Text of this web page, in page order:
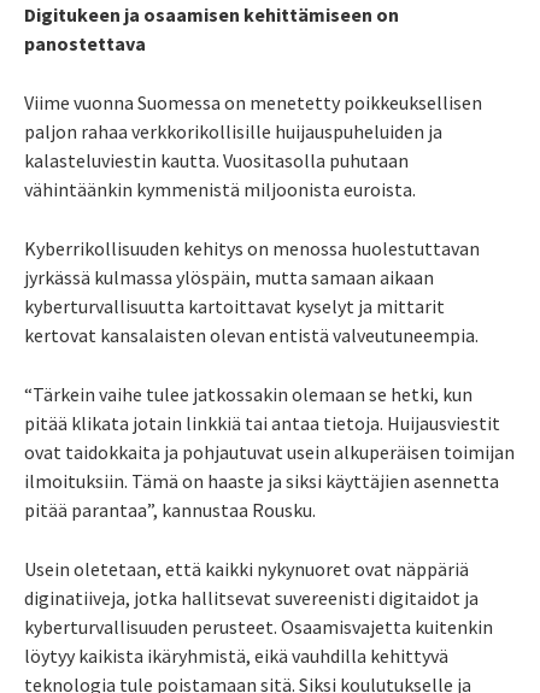
Digitukeen ja osaamisen kehittämiseen on
panostettava
Viime vuonna Suomessa on menetetty poikkeuksellisen
paljon rahaa verkkorikollisille huijauspuheluiden ja
kalasteluviestin kautta. Vuositasolla puhutaan
vähintäänkin kymmenistä miljoonista euroista.
Kyberrikollisuuden kehitys on menossa huolestuttavan
jyrkässä kulmassa ylöspäin, mutta samaan aikaan
kyberturvallisuutta kartoittavat kyselyt ja mittarit
kertovat kansalaisten olevan entistä valveutuneempia.
“Tärkein vaihe tulee jatkossakin olemaan se hetki, kun
pitää klikata jotain linkkiä tai antaa tietoja. Huijausviestit
ovat taidokkaita ja pohjautuvat usein alkuperäisen toimijan
ilmoituksiin. Tämä on haaste ja siksi käyttäjien asennetta
pitää parantaa”, kannustaa Rousku.
Usein oletetaan, että kaikki nykynuoret ovat näppäriä
diginatiiveja, jotka hallitsevat suvereenisti digitaidot ja
kyberturvallisuuden perusteet. Osaamisvajetta kuitenkin
löytyy kaikista ikäryhmistä, eikä vauhdilla kehittyvä
teknologia tule poistamaan sitä. Siksi koulutukselle ja